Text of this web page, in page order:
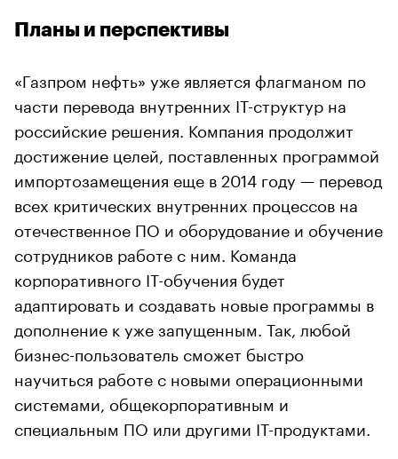
Планы и перспективы
«Газпром нефть» уже является флагманом по
части перевода внутренних IT-структур на
российские решения. Компания продолжит
достижение целей, поставленных программой
импортозамещения еще в 2014 году — перевод
всех критических внутренних процессов на
отечественное ПО и оборудование и обучение
сотрудников работе с ним. Команда
корпоративного IT-обучения будет
адаптировать и создавать новые программы в
дополнение к уже запущенным. Так, любой
бизнес-пользователь сможет быстро
научиться работе с новыми операционными
системами, общекорпоративным и
специальным ПО или другими IT-продуктами.